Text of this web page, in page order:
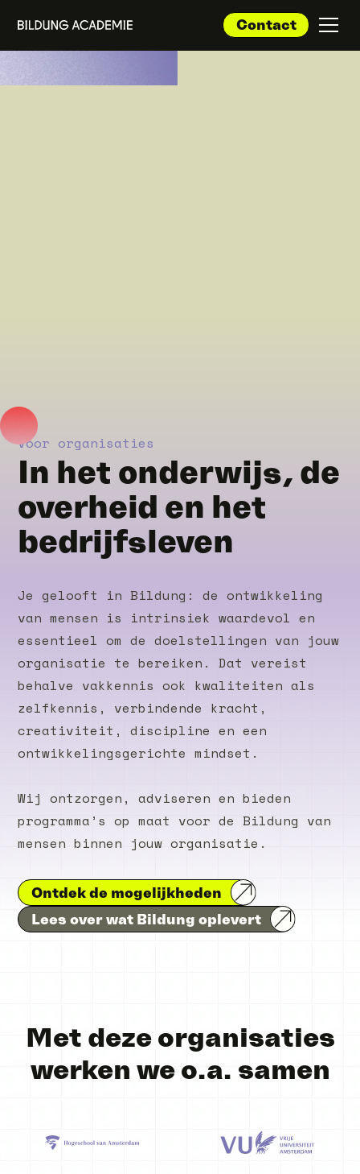
Contact
Voor organisaties
In het onderwijs, de
overheid en het
bedrijfsleven
Je gelooft in Bildung: de ontwikkeling
van mensen is intrinsiek waardevol en
essentieel om de doelstellingen van jouw
organisatie te bereiken. Dat vereist
behalve vakkennis ook kwaliteiten als
zelfkennis, verbindende kracht,
creativiteit, discipline en een
ontwikkelingsgerichte mindset.
Wij ontzorgen, adviseren en bieden
programma’s op maat voor de Bildung van
mensen binnen jouw organisatie.
Ontdek de mogelijkheden
Lees over wat Bildung oplevert
Met deze organisaties
werken we o.a. samen